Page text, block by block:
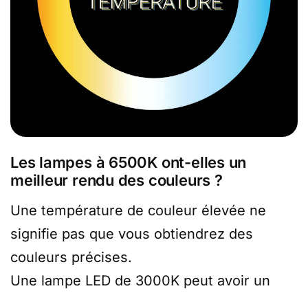
Les lampes à 6500K ont-elles un
meilleur rendu des couleurs ?
Une température de couleur élevée ne
signifie pas que vous obtiendrez des
couleurs précises.
Une lampe LED de 3000K peut avoir un